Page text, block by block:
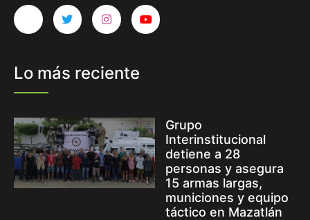
Lo más reciente
Grupo
Interinstitucional
detiene a 28
personas y asegura
15 armas largas,
municiones y equipo
táctico en Mazatlán